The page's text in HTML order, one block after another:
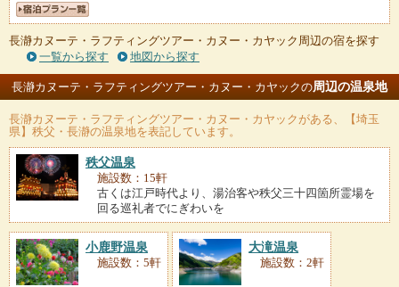
長瀞カヌーテ・ラフティングツアー・カヌー・カヤック周辺の宿を探す
一覧から探す
地図から探す
長瀞カヌーテ・ラフティングツアー・カヌー・カヤックの周辺の温泉地
長瀞カヌーテ・ラフティングツアー・カヌー・カヤック がある、【埼玉
県】秩父・長瀞の温泉地を表記しています。
秩父温泉
施設数：15軒
古くは江戸時代より、湯治客や秩父三十四箇所霊場を
回る巡礼者でにぎわいを
小鹿野温泉
施設数：5軒
大滝温泉
施設数：2軒